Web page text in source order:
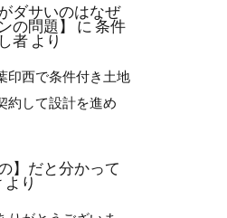
ダサいのはなぜ
の問題】 に 条件
者より
印西で条件付き土地
約して設計を進め
】だと分かって
より